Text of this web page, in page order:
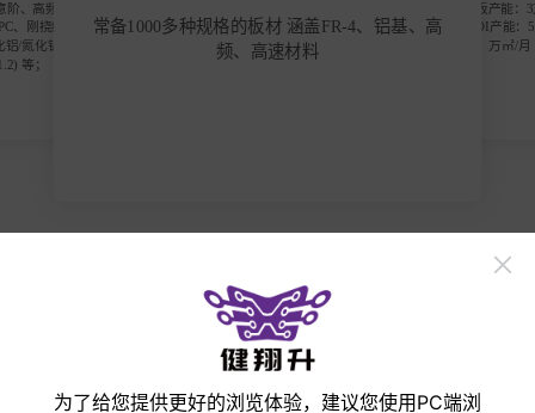
、高频高速
、刚挠结合
/氮化铝陶瓷
等；
常备1000多种规格的板材 涵盖FR-4、铝基、高
频、高速材料
高频板产能：
月 HDI产能
万㎡/月
产品展示 收起
为了给您提供更好的浏览体验，建议您使用PC端浏